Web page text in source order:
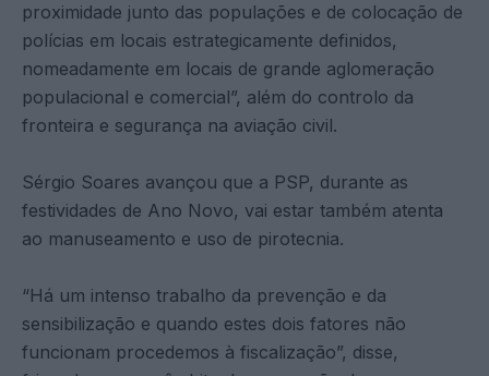
proximidade junto das populações e de colocação de
polícias em locais estrategicamente definidos,
nomeadamente em locais de grande aglomeração
populacional e comercial”, além do controlo da
fronteira e segurança na aviação civil.
Sérgio Soares avançou que a PSP, durante as
festividades de Ano Novo, vai estar também atenta
ao manuseamento e uso de pirotecnia.
“Há um intenso trabalho da prevenção e da
sensibilização e quando estes dois fatores não
funcionam procedemos à fiscalização”, disse,